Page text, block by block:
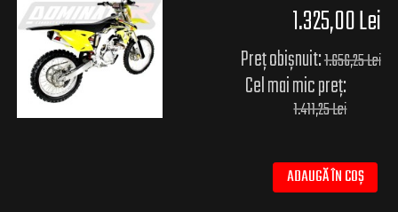
1.325,00 Lei
Preț obișnuit:1.656,25 Lei
Cel mai mic preț:
1.411,25 Lei
ADAUGĂ ÎN COȘ